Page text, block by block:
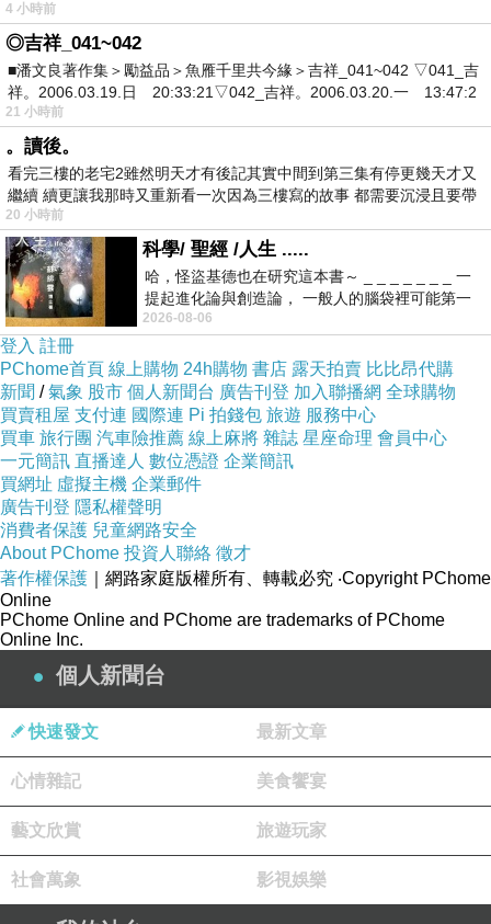
4 小時前
◎吉祥_041~042
■潘文良著作集＞勵益品＞魚雁千里共今緣＞吉祥_041~042 ▽041_吉
祥。2006.03.19.日 20:33:21▽042_吉祥。2006.03.20.一 13:47:2
21 小時前
。讀後。
看完三樓的老宅2雖然明天才有後記其實中間到第三集有停更幾天才又
繼續 續更讓我那時又重新看一次因為三樓寫的故事 都需要沉浸且要帶
有
20 小時前
科學/ 聖經 /人生 .....
哈，怪盜基德也在研究這本書～ _ _ _ _ _ _ _ 一
提起進化論與創造論， 一般人的腦袋裡可能第一
時間就有「 進化論很科
2026-08-06
登入 註冊
PChome首頁 線上購物 24h購物 書店 露天拍賣 比比昂代購
新聞 /氣象 股市 個人新聞台 廣告刊登 加入聯播網 全球購物
買賣租屋 支付連 國際連 Pi 拍錢包 旅遊 服務中心
買車 旅行團 汽車險推薦 線上麻將 雜誌 星座命理 會員中心
一元簡訊 直播達人 數位憑證 企業簡訊
買網址 虛擬主機 企業郵件
廣告刊登 隱私權聲明
消費者保護 兒童網路安全
About PChome 投資人聯絡 徵才
著作權保護 ｜網路家庭版權所有、轉載必究 ‧Copyright PChome
Online
PChome Online and PChome are trademarks of PChome
Online Inc.
個人新聞台
快速發文 最新文章
心情雜記 美食饗宴
藝文欣賞 旅遊玩家
社會萬象 影視娛樂